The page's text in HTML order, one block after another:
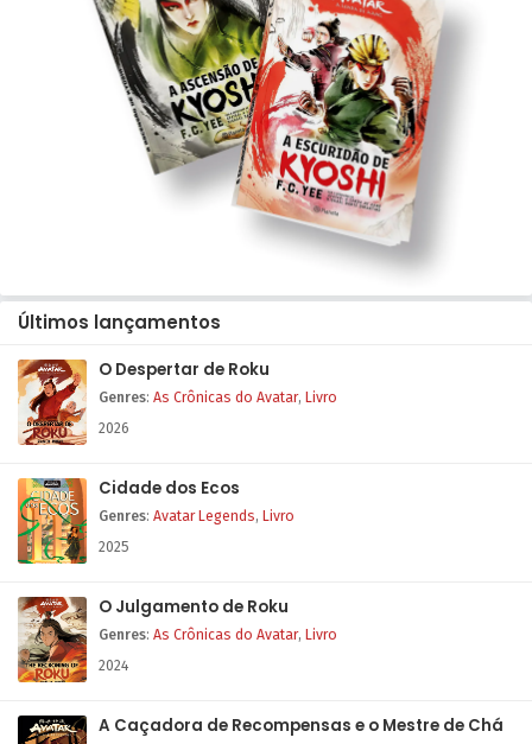
Últimos lançamentos
O Despertar de Roku
Genres: As Crônicas do Avatar, Livro
2026
Cidade dos Ecos
Genres: Avatar Legends, Livro
2025
O Julgamento de Roku
Genres: As Crônicas do Avatar, Livro
2024
A Caçadora de Recompensas e o Mestre de Chá